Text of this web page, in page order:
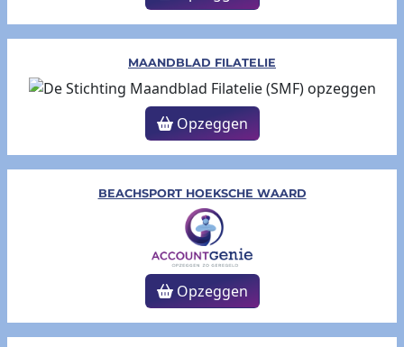
MAANDBLAD FILATELIE
Opzeggen
BEACHSPORT HOEKSCHE WAARD
Opzeggen